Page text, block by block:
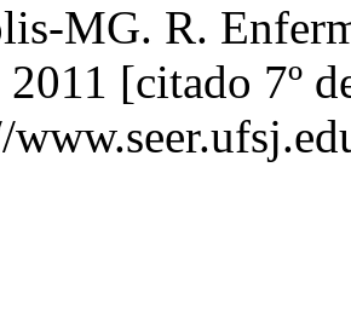
MG. R.
2011 [citado 7º